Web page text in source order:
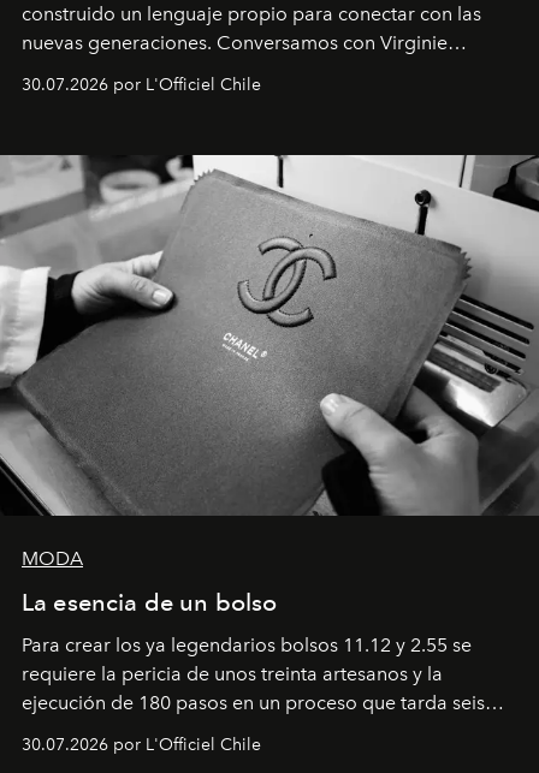
construido un lenguaje propio para conectar con las
nuevas generaciones. Conversamos con Virginie
Dubray, la responsable de marketing para
Latinoamérica, sobre identidad, cultura y el valor
30.07.2026 por L'Officiel Chile
MODA
La esencia de un bolso
Para crear los ya legendarios bolsos 11.12 y 2.55 se
requiere la pericia de unos treinta artesanos y la
ejecución de 180 pasos en un proceso que tarda seis
semanas. Los expertos ponen en práctica una técnica
que se enseña solamente en la escuela de formación de
30.07.2026 por L'Officiel Chile